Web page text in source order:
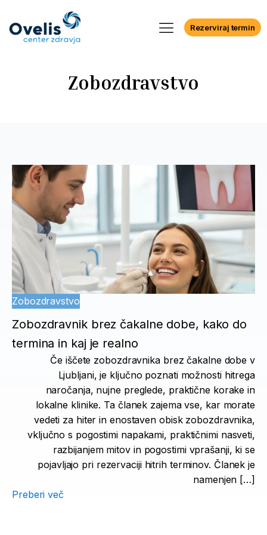
Rezerviraj termin
Zobozdravstvo
Zobozdravstvo
Zobozdravnik brez čakalne dobe, kako do
termina in kaj je realno
Če iščete zobozdravnika brez čakalne dobe v
Ljubljani, je ključno poznati možnosti hitrega
naročanja, nujne preglede, praktične korake in
lokalne klinike. Ta članek zajema vse, kar morate
vedeti za hiter in enostaven obisk zobozdravnika,
vključno s pogostimi napakami, praktičnimi nasveti,
razbijanjem mitov in pogostimi vprašanji, ki se
pojavljajo pri rezervaciji hitrih terminov. Članek je
namenjen […]
Preberi več